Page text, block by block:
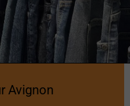
Avignon